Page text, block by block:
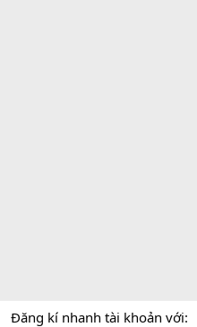
Đăng kí nhanh tài khoản với